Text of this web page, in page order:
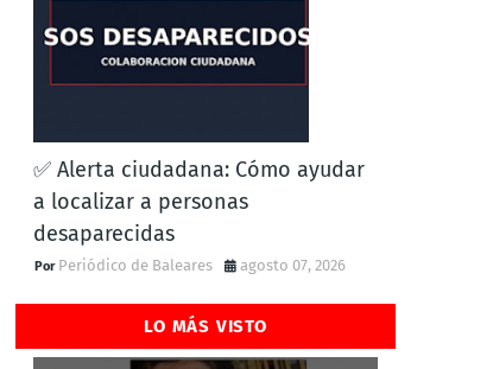
✅ Alerta ciudadana: Cómo ayudar
a localizar a personas
desaparecidas
Periódico de Baleares agosto 07, 2026
LO MÁS VISTO